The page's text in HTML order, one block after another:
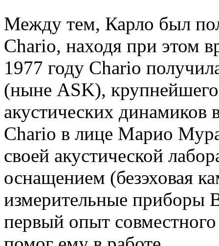
Между тем, Карло был
Chario, находя при этом
1977 году Chario
(ныне ASK),
акустических динамиков
Chario в лице Марио
своей акустической
оснащением (безэховая
измерительные приборы
первый опыт